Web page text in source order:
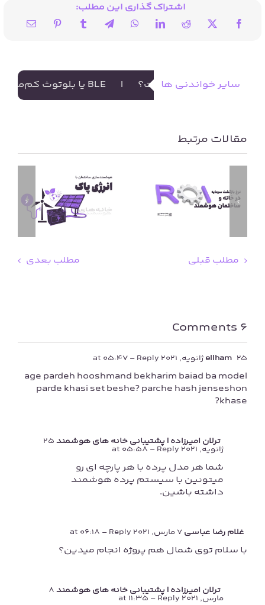
اشتراک گذاری این مطلب:
سایر خواندنی ها
مطبوع چیست؟ | BLE یا بلوتوث کم‌مصرف چیست؟
مقالات مرتبط
مطلب قبلی مطلب بعدی
6 Comments
ellham 25 ژانویه, 2021 at 05:47 - Reply
age pardeh hooshmand bekharim baiad ba model
parde khasi set beshe? parche hash jenseshon
khase?
ترلان امیرزاده | پشتیبانی خانه های هوشمند 25
ژانویه, 2021 at 05:58 - Reply
شما هر مدل پرده با هر پارچه ای رو
میتونین با سیستم پرده هوشمند
داشته باشین.
غلام رضا عباسی - Reply
با سلام توی شمال هم پروژه انجام میدین؟
ترلان امیرزاده | پشتیبانی خانه های هوشمند 8
مارس, 2021 at 11:35 - Reply